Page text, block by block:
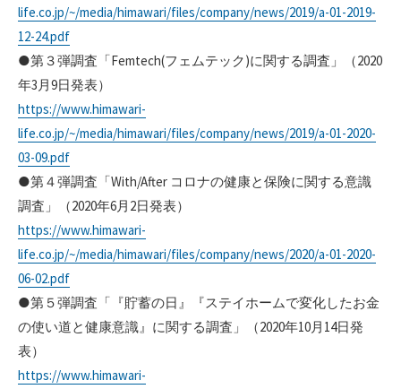
life.co.jp/~/media/himawari/files/company/news/2019/a-01-2019-
12-24.pdf
●第３弾調査「Femtech(フェムテック)に関する調査」（2020
年3月9日発表）
https://www.himawari-
life.co.jp/~/media/himawari/files/company/news/2019/a-01-2020-
03-09.pdf
●第４弾調査「With/After コロナの健康と保険に関する意識
調査」（2020年6月2日発表）
https://www.himawari-
life.co.jp/~/media/himawari/files/company/news/2020/a-01-2020-
06-02.pdf
●第５弾調査「『貯蓄の日』『ステイホームで変化したお金
の使い道と健康意識』に関する調査」（2020年10月14日発
表）
https://www.himawari-